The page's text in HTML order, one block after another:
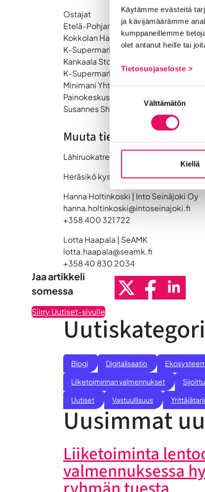
Käytämme evästeitä
ja kävijämäärämme
kumppaneillemme
olet antanut heille tai
Tietosuojaseloste >
Välttämätön
Kiellä
Ostajat
Etelä-Pohjanmaan hyvinvointialue,
Kokkolan Halpa-halli Oy
K-Supermarket Kasperi
Kankaala Store Oy/K-Supermarket
K-Supermarket Koskenala & K-Market
Minimani YhtiötOy
Painokeskus ProPrint Oy
Susannes Shop
Muuta tietoa tapahtumasta
Lähiruokatreffit on maksuton
Heräsikö kysymyksiä? Lisätietoja
Hanna Holtinkoski | Into Seinäjoki Oy
hanna.holtinkoski@intoseinajoki.fi
+358 400 321 722
Lotta Haapala | SeAMK
lotta.haapala@seamk.fi
+358 40 830 2034
Jaa artikkeli
somessa
Siirry Uutiset-sivulle
Blogi Digitalisaatio
Liiketoiminnan valmennukset
Uutiset Vastuullisuus
Uusimmat
Liiketoiminta
valmennuksessa